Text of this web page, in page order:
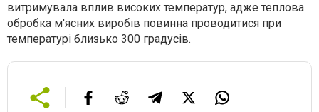
витримувала вплив високих температур, адже теплова
обробка м'ясних виробів повинна проводитися при
температурі близько 300 градусів.